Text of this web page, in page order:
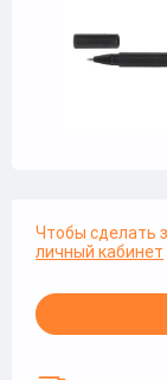
Чтобы сделать
личный кабинет